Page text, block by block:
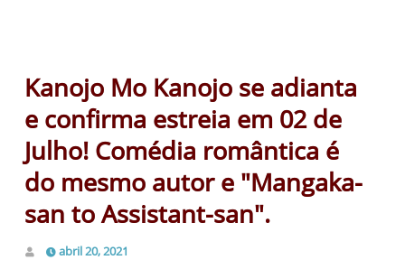
Kanojo Mo Kanojo se adianta
e confirma estreia em 02 de
Julho! Comédia romântica é
do mesmo autor e "Mangaka-
san to Assistant-san".
abril 20, 2021